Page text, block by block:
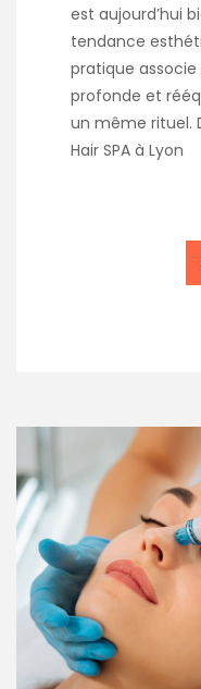
est aujourd’hui
tendance
pratique associe
profonde et
un même rituel.
Hair SPA à Lyon